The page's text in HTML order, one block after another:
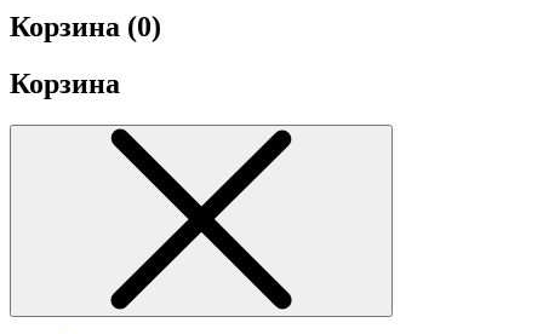
Корзина (0)
Корзина